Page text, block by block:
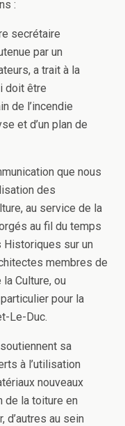
:
secrétaire
par un
a trait à la
doit être
de l’incendie
et d’un plan de
que nous
des
au service de la
au fil du temps
Historiques sur un
membres de
Culture, ou
pour la
Le-Duc.
sa
à l’utilisation
nouveaux
de la toiture en
d’autres au sein